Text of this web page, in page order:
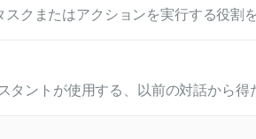
クまたはアクションを実行する役割
シームレスなユーザーエクスペリエ
りします。
ントが使用する、以前の対話から